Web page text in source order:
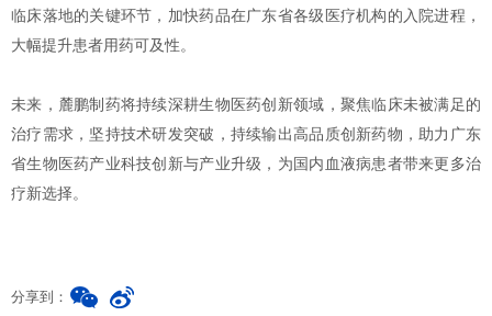
临床落地的关键环节，加快药品在广东省各级医疗机构的入院进程，
大幅提升患者用药可及性。
未来，麓鹏制药将持续深耕生物医药创新领域，聚焦临床未被满足的
治疗需求，坚持技术研发突破，持续输出高品质创新药物，助力广东
省生物医药产业科技创新与产业升级，为国内血液病患者带来更多治
疗新选择。
分享到：